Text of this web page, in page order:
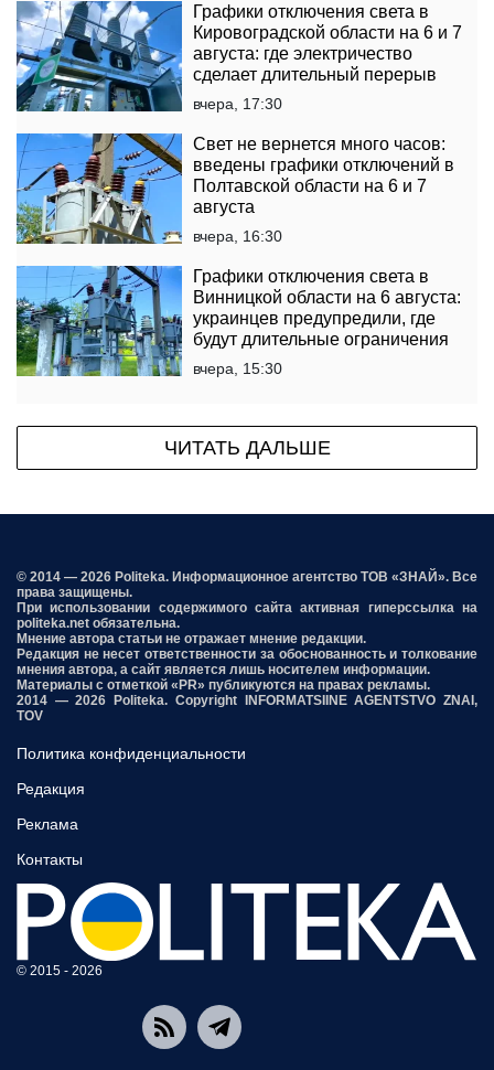
Графики отключения света в
Кировоградской области на 6 и 7
августа: где электричество
сделает длительный перерыв
вчера, 17:30
Свет не вернется много часов:
введены графики отключений в
Полтавской области на 6 и 7
августа
вчера, 16:30
Графики отключения света в
Винницкой области на 6 августа:
украинцев предупредили, где
будут длительные ограничения
вчера, 15:30
ЧИТАТЬ ДАЛЬШЕ
© 2014 — 2026 Politeka. Информационное агентство ТОВ «ЗНАЙ». Все
права защищены.
При использовании содержимого сайта активная гиперссылка на
politeka.net обязательна.
Мнение автора статьи не отражает мнение редакции.
Редакция не несет ответственности за обоснованность и толкование
мнения автора, а сайт является лишь носителем информации.
Материалы с отметкой «PR» публикуются на правах рекламы.
2014 — 2026 Politeka. Copyright INFORMATSIINE AGENTSTVO ZNAI,
TOV
Политика конфиденциальности
Редакция
Реклама
Контакты
© 2015 - 2026